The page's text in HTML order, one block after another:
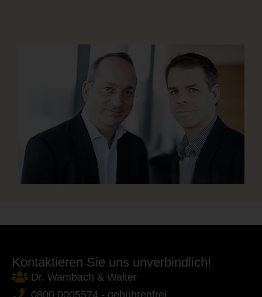
Kontaktieren Sie uns unverbindlich!
Dr. Wambach & Walter